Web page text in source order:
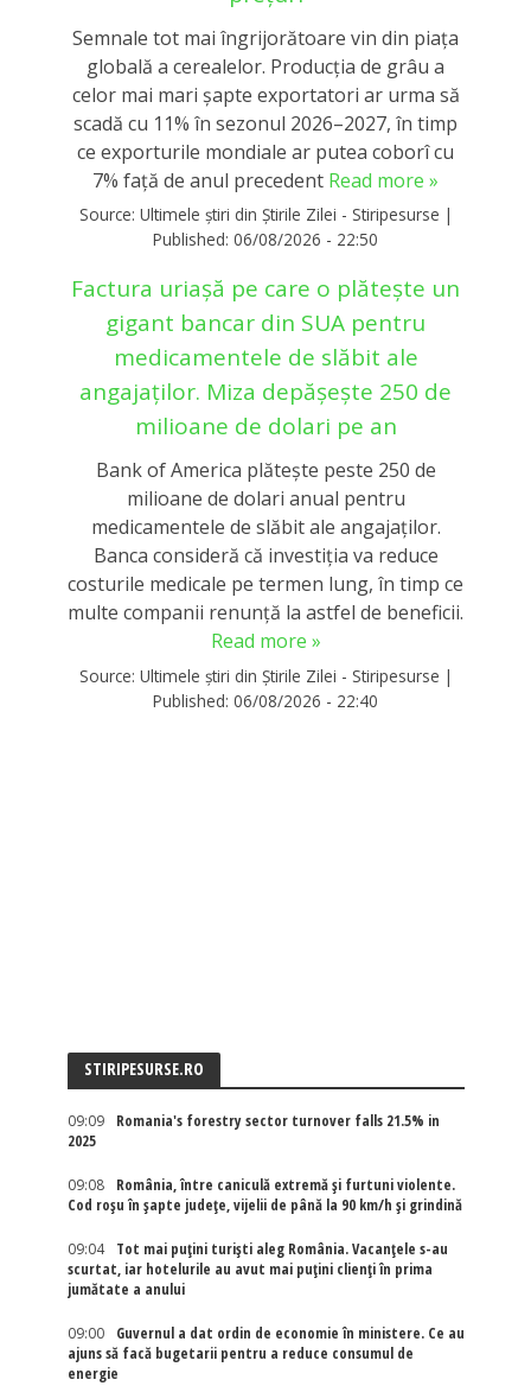
Semnale tot mai îngrijorătoare vin din piața
globală a cerealelor. Producția de grâu a
celor mai mari șapte exportatori ar urma să
scadă cu 11% în sezonul 2026–2027, în timp
ce exporturile mondiale ar putea coborî cu
7% față de anul precedent Read more »
Source: Ultimele știri din Știrile Zilei - Stiripesurse |
Published: 06/08/2026 - 22:50
Factura uriașă pe care o plătește un
gigant bancar din SUA pentru
medicamentele de slăbit ale
angajaților. Miza depășește 250 de
milioane de dolari pe an
Bank of America plătește peste 250 de
milioane de dolari anual pentru
medicamentele de slăbit ale angajaților.
Banca consideră că investiția va reduce
costurile medicale pe termen lung, în timp ce
multe companii renunță la astfel de beneficii.
Read more »
Source: Ultimele știri din Știrile Zilei - Stiripesurse |
Published: 06/08/2026 - 22:40
STIRIPESURSE.RO
09:09
Romania's forestry sector turnover falls 21.5% in
2025
09:08
România, între caniculă extremă și furtuni violente.
Cod roșu în șapte județe, vijelii de până la 90 km/h și grindină
09:04
Tot mai puțini turiști aleg România. Vacanțele s-au
scurtat, iar hotelurile au avut mai puțini clienți în prima
jumătate a anului
09:00
Guvernul a dat ordin de economie în ministere. Ce au
ajuns să facă bugetarii pentru a reduce consumul de
energie